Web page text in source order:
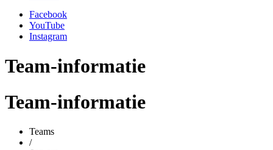
Facebook
YouTube
Instagram
Team-informatie
Team-informatie
Teams
/